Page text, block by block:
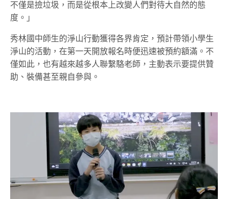
不僅是撿垃圾，而是從根本上改變人們對待大自然的態
度。」
秀林國中師生的淨山行動獲得各界肯定，預計帶領小學生
淨山的活動，在第一天開放報名時便迅速被預約額滿。不
僅如此，也有越來越多人聯繫駱老師，主動表示要提供贊
助、裝備甚至親自參與。